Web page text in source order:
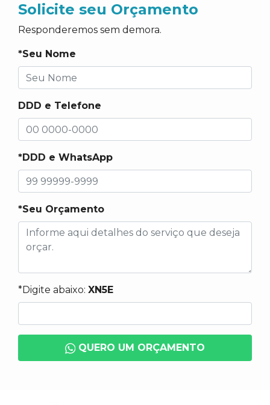
Solicite seu Orçamento
Responderemos sem demora.
*Seu Nome
DDD e Telefone
*DDD e WhatsApp
*Seu Orçamento
*Digite abaixo: XN5E
QUERO UM ORÇAMENTO